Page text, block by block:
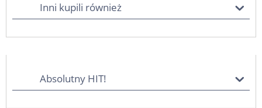
Inni kupili również
Absolutny HIT!